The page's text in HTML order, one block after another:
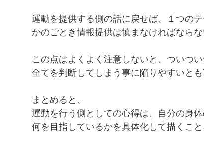
運動を提供する側の話に戻せば、１つの
かのごとき情報提供は慎まなければなら
この点はよくよく注意しないと、ついつ
全てを判断してしまう事に陥りやすいとも
まとめると、
運動を行う側としての心得は、自分の身体
何を目指しているかを具体化して描くこと